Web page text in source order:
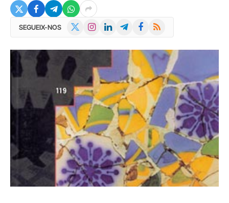
SEGUEIX-NOS InstagramLinkedInTelegramFacebook
RSS